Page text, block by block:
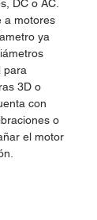
DC o AC.
a motores
ya
para
3D o
con
o
el motor